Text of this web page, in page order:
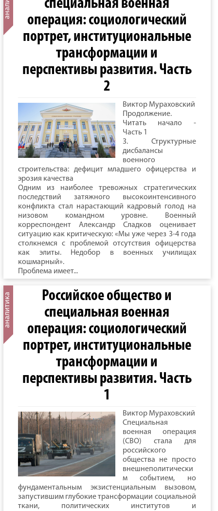
специальная военная
операция: социологический
портрет, институциональные
трансформации и
перспективы развития. Часть
2
Виктор Мураховский
Продолжение.
Читать начало -
Часть 1
3. Структурные
дисбалансы
военного
строительства: дефицит младшего офицерства и
эрозия качества
Одним из наиболее тревожных стратегических
последствий затяжного высокоинтенсивного
конфликта стал нарастающий кадровый голод на
низовом командном уровне. Военный
корреспондент Александр Сладков оценивает
ситуацию как критическую: «Мы уже через 3-4 года
столкнемся с проблемой отсутствия офицерства
как элиты. Недобор в военных училищах
кошмарный».
Проблема имеет...
Российское общество и
специальная военная
операция: социологический
портрет, институциональные
трансформации и
перспективы развития. Часть
1
Виктор Мураховский
Специальная
военная операция
(СВО) стала для
российского
общества не просто
внешнеполитически
м событием, но
фундаментальным экзистенциальным вызовом,
запустившим глубокие трансформации социальной
ткани, политических институтов и